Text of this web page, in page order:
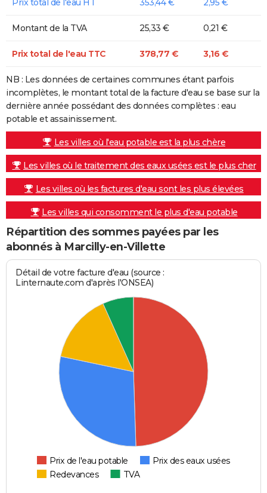
Montant de la TVA 25,33 € 0,21 €
Prix total de l'eau TTC 378,77 € 3,16 €
NB : Les données de certaines communes étant parfois
incomplètes, le montant total de la facture d'eau se base sur la
dernière année possédant des données complètes : eau
potable et assainissement.
Les villes où l'eau potable est la plus chère
Les villes où le traitement des eaux usées est le plus cher
Les villes où les factures d'eau sont les plus élevées
Les villes qui consomment le plus d'eau potable
Répartition des sommes payées par les
abonnés à Marcilly-en-Villette
Détail de votre facture d'eau (source :
Linternaute.com d'après l'ONSEA)
Prix de l'eau potable
Prix des eaux usées
Redevances
TVA